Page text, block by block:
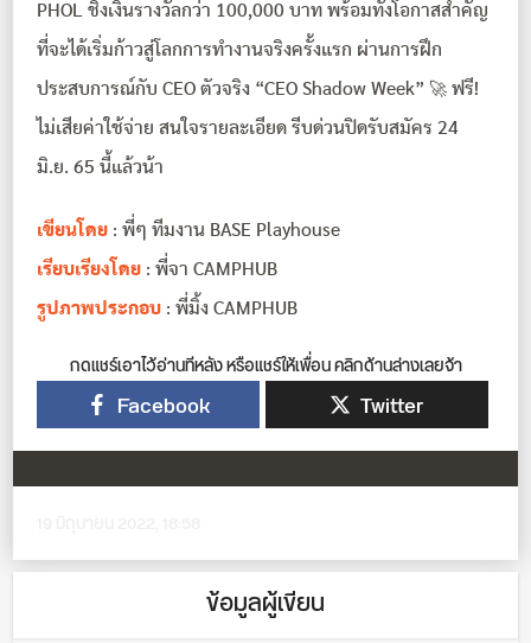
PHOL ชิงเงินรางวัลกว่า 100,000 บาท พร้อมทั้งโอกาสสำคัญ
ที่จะได้เริ่มก้าวสู่โลกการทำงานจริงครั้งแรก ผ่านการฝึก
ประสบการณ์กับ CEO ตัวจริง “CEO Shadow Week” 🚀 ฟรี!
ไม่เสียค่าใช้จ่าย สนใจรายละเอียด รีบด่วนปิดรับสมัคร 24
มิ.ย. 65 นี้แล้วน้า
เขียนโดย : พี่ๆ ทีมงาน BASE Playhouse
เรียบเรียงโดย : พี่จา CAMPHUB
รูปภาพประกอบ : พี่มิ้ง CAMPHUB
กดแชร์เอาไว้อ่านทีหลัง หรือแชร์ให้เพื่อน คลิกด้านล่างเลยจ้า
Facebook Twitter
ข้อมูลผู้เขียน